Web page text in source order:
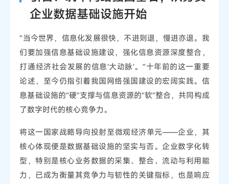
企业数据基础设施开始
“当今世界，信息化发展很快，不进则退，慢进亦退。我
们要加强信息基础设施建设，强化信息资源深度整合，
打通经济社会发展的信息‘大动脉’。”十年前的这一重要
论述，至今仍指引着我国网络强国建设的宏阔实践。信
息基础设施的“硬”支撑与信息资源的“软”整合，共同构成
了数字时代的核心竞争力。
将这一国家战略导向投射至微观经济单元——企业，其
核心体现便是数据基础设施的坚实与否。企业数字化转
型，特别是核心业务数据的采集、整合、流动与利用能
力，已成为衡量其竞争力与韧性的关键指标，也是响应